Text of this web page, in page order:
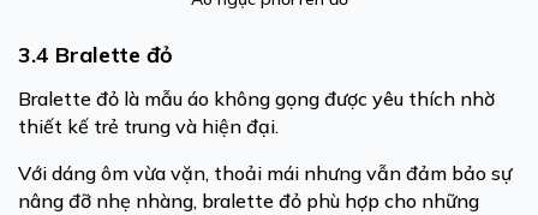
3.4 Bralette đỏ
Bralette đỏ là mẫu áo không gọng được yêu thích nhờ
thiết kế trẻ trung và hiện đại.
Với dáng ôm vừa vặn, thoải mái nhưng vẫn đảm bảo sự
nâng đỡ nhẹ nhàng, bralette đỏ phù hợp cho những